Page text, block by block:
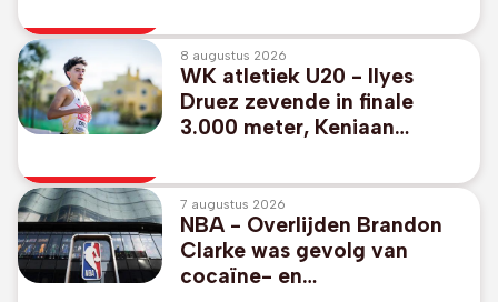
helpen
8 augustus 2026
WK atletiek U20 - Ilyes
Druez zevende in finale
3.000 meter, Keniaan
supertijd
7 augustus 2026
NBA - Overlijden Brandon
Clarke was gevolg van
cocaïne- en